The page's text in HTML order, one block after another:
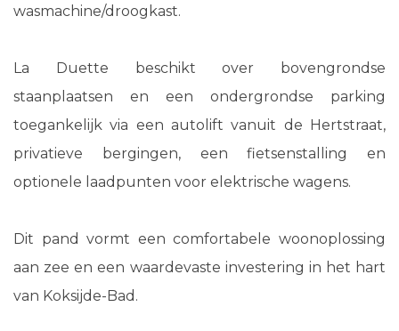
wasmachine/droogkast.
La Duette beschikt over bovengrondse
staanplaatsen en een ondergrondse parking
toegankelijk via een autolift vanuit de Hertstraat,
privatieve bergingen, een fietsenstalling en
optionele laadpunten voor elektrische wagens.
Dit pand vormt een comfortabele woonoplossing
aan zee en een waardevaste investering in het hart
van Koksijde-Bad.